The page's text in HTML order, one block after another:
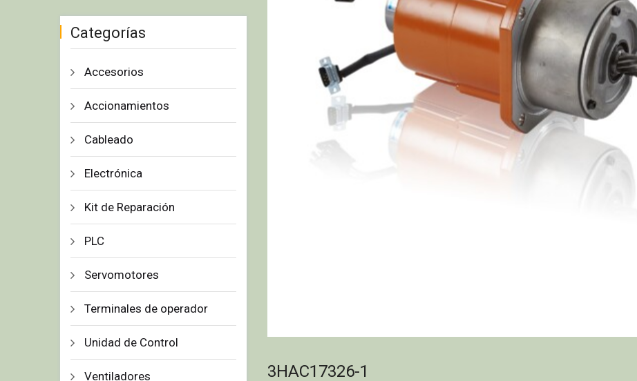
Categorías
Accesorios
Accionamientos
Cableado
Electrónica
Kit de Reparación
PLC
Servomotores
Terminales de operador
Unidad de Control
Ventiladores 3HAC17326-1